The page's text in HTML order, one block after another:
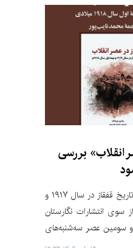
انقلاب» بررسی
کتاب «قفقاز در عصر انقلاب: تاریخ قفقاز در سال ۱۹۱۷ و
۱۹۱۸ م» که از سوی انتشارات نگارستان
و سومین عصر سه‌شنبه‌های